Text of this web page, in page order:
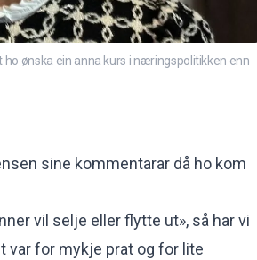
ho ønska ein anna kurs i næringspolitikken enn
sine kommentarar då ho kom
vil selje eller flytte ut», så har vi
var for mykje prat og for lite